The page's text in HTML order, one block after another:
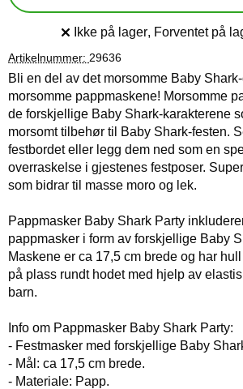
Produkttilgjengelighet:
Ikke på lager, Forventet på
Artikelnummer: 29636
Bli en del av det morsomme Baby
morsomme pappmaskene! Morsomme
de forskjellige Baby Shark-karakterene
morsomt tilbehør til Baby Shark-festen.
festbordet eller legg dem ned som en
overraskelse i gjestenes festposer.
som bidrar til masse moro og lek.
Pappmasker Baby Shark Party
pappmasker i form av forskjellige Baby
Maskene er ca 17,5 cm brede og har
på plass rundt hodet med hjelp av
barn.
Info om Pappmasker Baby Shark Party:
- Festmasker med forskjellige Baby
- Mål: ca 17,5 cm brede.
- Materiale: Papp.